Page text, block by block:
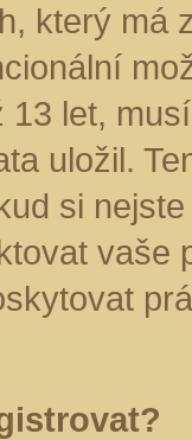
který má
13 let,
uložil.
si
vaše